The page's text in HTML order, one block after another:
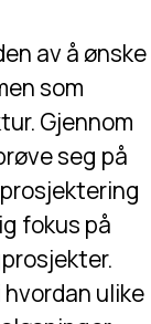
av å ønske
som
Gjennom
seg på
fokus på
ulike